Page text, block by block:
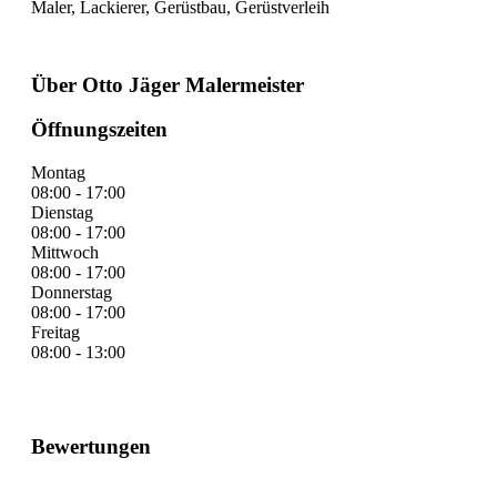
Maler, Lackierer, Gerüstbau, Gerüstverleih
Über Otto Jäger Malermeister
Öffnungszeiten
Montag
08:00 - 17:00
Dienstag
08:00 - 17:00
Mittwoch
08:00 - 17:00
Donnerstag
08:00 - 17:00
Freitag
08:00 - 13:00
Bewertungen